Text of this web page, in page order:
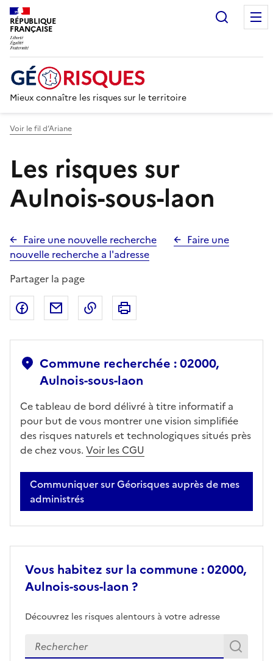
RÉPUBLIQUE
FRANÇAISE
Mieux connaître les risques sur le territoire
Voir le fil d’Ariane
Les risques sur
Aulnois-sous-laon
Faire une nouvelle recherche
Faire une
nouvelle recherche a l'adresse
Partager la page
Partager sur Facebook
Partager par emailCopier dans le presse-papier
Commune recherchée : 02000,
Aulnois-sous-laon
Ce tableau de bord délivré à titre informatif a
pour but de vous montrer une vision simplifiée
des risques naturels et technologiques situés près
de chez vous. Voir les CGU
Communiquer sur Géorisques auprès de mes
administrés
Vous habitez sur la commune : 02000,
Aulnois-sous-laon ?
Découvrez les risques alentours à votre adresse
Veuillez renseigner votre adresse exacte